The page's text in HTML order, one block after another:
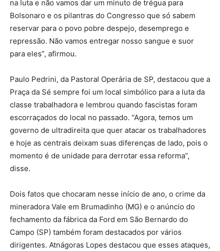
na luta e não vamos dar um minuto de trégua para
Bolsonaro e os pilantras do Congresso que só sabem
reservar para o povo pobre despejo, desemprego e
repressão. Não vamos entregar nosso sangue e suor
para eles”, afirmou.
Paulo Pedrini, da Pastoral Operária de SP, destacou que a
Praça da Sé sempre foi um local simbólico para a luta da
classe trabalhadora e lembrou quando fascistas foram
escorraçados do local no passado. “Agora, temos um
governo de ultradireita que quer atacar os trabalhadores
e hoje as centrais deixam suas diferenças de lado, pois o
momento é de unidade para derrotar essa reforma”,
disse.
Dois fatos que chocaram nesse início de ano, o crime da
mineradora Vale em Brumadinho (MG) e o anúncio do
fechamento da fábrica da Ford em São Bernardo do
Campo (SP) também foram destacados por vários
dirigentes. Atnágoras Lopes destacou que esses ataques,